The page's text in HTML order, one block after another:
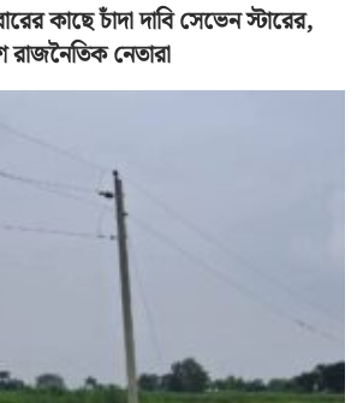
কাছে চাঁদা দাবি সেভেন স্টারের,
নেতারা